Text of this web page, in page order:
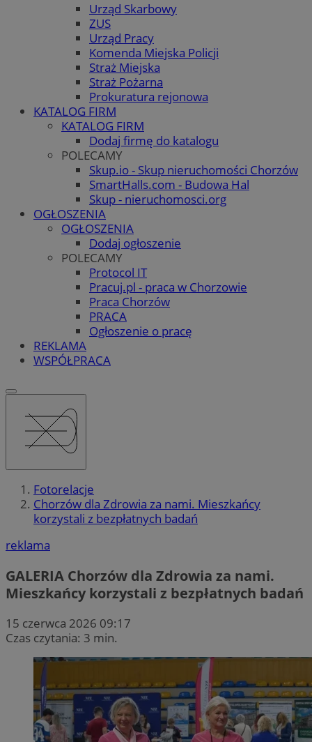
Urząd Skarbowy
ZUS
Urząd Pracy
Komenda Miejska Policji
Straż Miejska
Straż Pożarna
Prokuratura rejonowa
KATALOG FIRM
KATALOG FIRM
Dodaj firmę do katalogu
POLECAMY
Skup.io - Skup nieruchomości Chorzów
SmartHalls.com - Budowa Hal
Skup - nieruchomosci.org
OGŁOSZENIA
OGŁOSZENIA
Dodaj ogłoszenie
POLECAMY
Protocol IT
Pracuj.pl - praca w Chorzowie
Praca Chorzów
PRACA
Ogłoszenie o pracę
REKLAMA
WSPÓŁPRACA
Fotorelacje
Chorzów dla Zdrowia za nami. Mieszkańcy
korzystali z bezpłatnych badań
reklama
GALERIA Chorzów dla Zdrowia za nami.
Mieszkańcy korzystali z bezpłatnych badań
15 czerwca 2026 09:17
Czas czytania: 3 min.